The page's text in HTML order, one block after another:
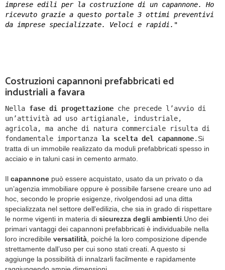
imprese edili per la costruzione di un capannone. Ho
ricevuto grazie a questo portale 3 ottimi preventivi
da imprese specializzate. Veloci e rapidi."
Costruzioni capannoni prefabbricati ed
industriali a favara
Nella fase di progettazione che precede l’avvio di
un’attività ad uso artigianale, industriale,
agricola, ma anche di natura commerciale risulta di
fondamentale importanza la scelta del capannone.Si
tratta di un immobile realizzato da moduli prefabbricati spesso in
acciaio e in taluni casi in cemento armato.
Il capannone può essere acquistato, usato da un privato o da
un’agenzia immobiliare oppure è possibile farsene creare uno ad
hoc, secondo le proprie esigenze, rivolgendosi ad una ditta
specializzata nel settore dell'edilizia, che sia in grado di rispettare
le norme vigenti in materia di sicurezza degli ambienti.Uno dei
primari vantaggi dei capannoni prefabbricati è individuabile nella
loro incredibile versatilità, poiché la loro composizione dipende
strettamente dall’uso per cui sono stati creati. A questo si
aggiunge la possibilità di innalzarli facilmente e rapidamente